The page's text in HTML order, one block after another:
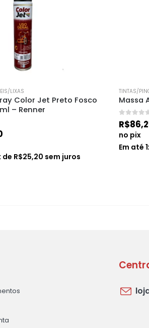
LIXAS
Color Jet Preto Fosco
– Renner
de R$25,20 sem juros
TINTAS/
Massa
0 de 5
R$
no pix
Em até 1